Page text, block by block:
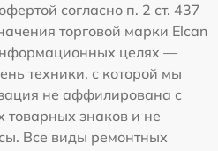
согласно п. 2 ст. 437
торговой марки Elcan
целях —
техники, с которой мы
не аффилирована с
знаков и не
Все виды ремонтных